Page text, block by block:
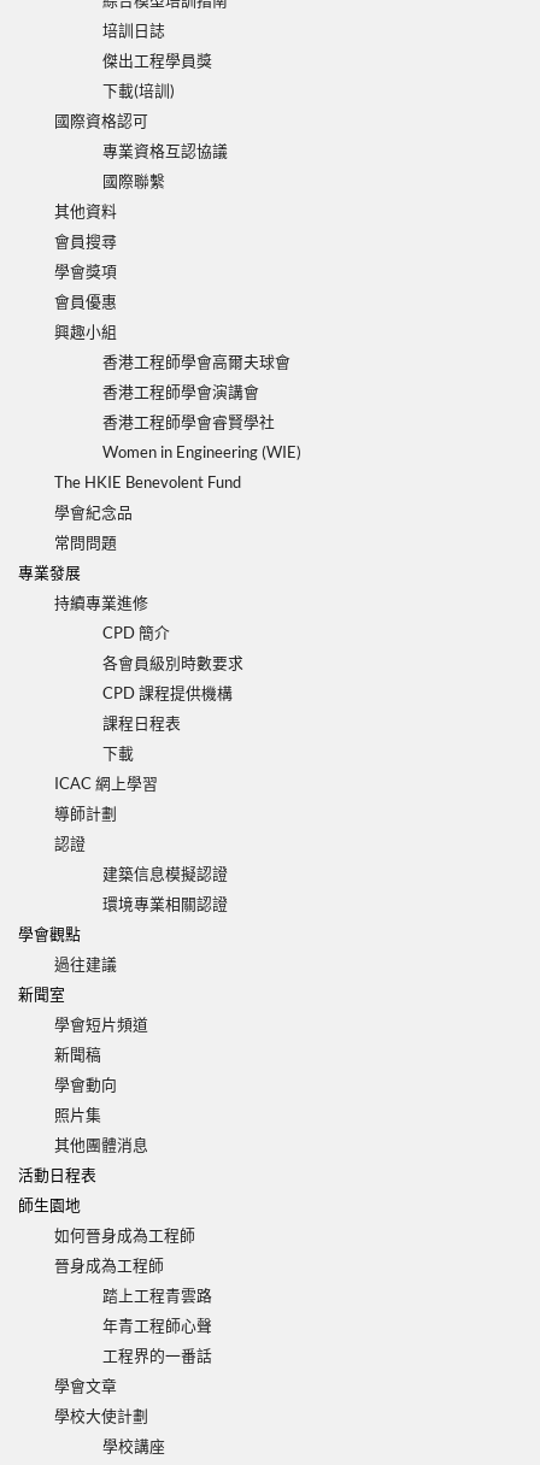
培訓日誌
傑出工程學員獎
下載(培訓)
國際資格認可
專業資格互認協議
國際聯繫
其他資料
會員搜尋
學會獎項
會員優惠
興趣小組
香港工程師學會高爾夫球會
香港工程師學會演講會
香港工程師學會睿賢學社
Women in Engineering (WIE)
The HKIE Benevolent Fund
學會紀念品
常問問題
專業發展
持續專業進修
CPD 簡介
各會員級別時數要求
CPD 課程提供機構
課程日程表
下載
ICAC 網上學習
導師計劃
認證
建築信息模擬認證
環境專業相關認證
學會觀點
過往建議
新聞室
學會短片頻道
新聞稿
學會動向
照片集
其他團體消息
活動日程表
師生園地
如何晉身成為工程師
晉身成為工程師
踏上工程青雲路
年青工程師心聲
工程界的一番話
學會文章
學校大使計劃
學校講座